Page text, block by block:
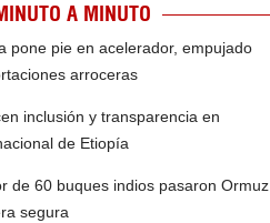
A MINUTO
pone pie en acelerador, empujado
arroceras
inclusión y transparencia en
de Etiopía
de 60 buques indios pasaron Ormuz
segura